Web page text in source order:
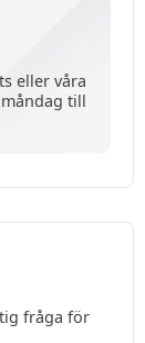
eller våra
till
fråga för